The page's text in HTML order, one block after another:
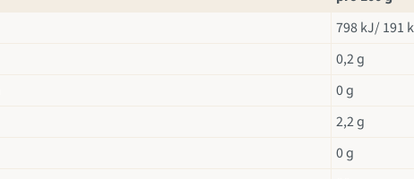
798 kJ/ 191
0,2 g
0 g
2,2 g
0 g